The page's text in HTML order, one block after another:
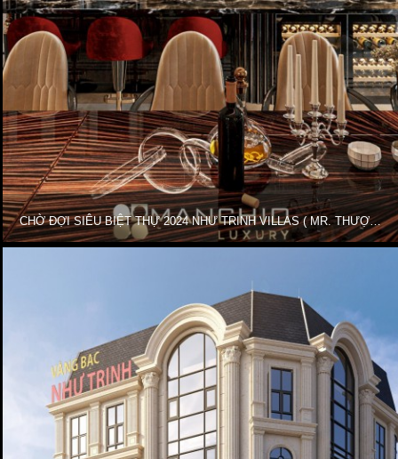
CHỜ ĐỢI SIÊU BIỆT THỰ 2024 NHƯ TRINH VILLAS ( MR. THƯỢNG ) PHƯƠNG ÁN 2